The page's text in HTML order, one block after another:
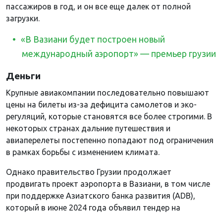
пассажиров в год, и он все еще далек от полной
загрузки.
«В Вазиани будет построен новый
международный аэропорт» — премьер грузии
Деньги
Крупные авиакомпании последовательно повышают
цены на билеты из-за дефицита самолетов и эко-
регуляций, которые становятся все более строгими. В
некоторых странах дальние путешествия и
авиаперелеты постепенно попадают под ограничения
в рамках борьбы с изменением климата.
Однако правительство Грузии продолжает
продвигать проект аэропорта в Вазиани, в том числе
при поддержке Азиатского банка развития (ADB),
который в июне 2024 года объявил тендер на